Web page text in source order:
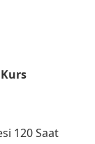
120 Saat